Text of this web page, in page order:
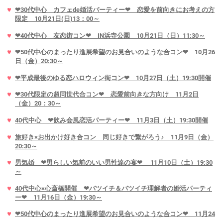
❤30代中心 カフェde婚活パーティー❤ 恋愛を前向きにお考えの方
限定 10月21日(日)13：00～
❤40代中心 友恋街コン❤ IN浜寺公園 10月21日（日）11:30～
❤50代中心のまったり進展希望のお見合いのような合コン❤ 10月26
日（金）20:30～
❤平成最後のゆる恋ハロウィン街コン❤ 10月27日（土）19:30開催
❤30代限定の超同世代合コン❤ 恋愛前向きな方向け 11月2日
（金）20：30～
40代中心 ❤飲み会風恋活パーティー❤ 11月3日（土）19:30開催
旅好き×お出かけ好き合コン 同じ好きで繋がろう♪ 11月9日（金）
20:30～
男気婚 ❤男らしい気前のいい男性達の宴❤ 11月10日（土）19:30
～
40代中心×心斎橋開催 ❤バツイチ＆バツイチ理解者の婚活パーティ
ー❤ 11月16日（金）19:30～
❤50代中心のまったり進展希望のお見合いのような合コン❤ 11月24